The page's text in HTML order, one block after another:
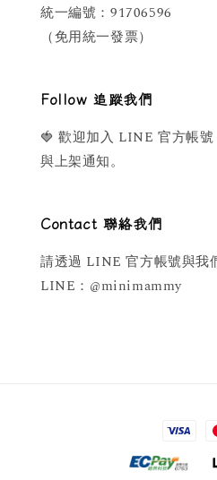
統一編號：91706596
（免用統一發票）
Follow 追蹤我們
🍓 歡迎加入 LINE 官方帳
與上架通知。
Contact 聯絡我們
請透過 LINE 官方帳號與我
LINE：@minimammy